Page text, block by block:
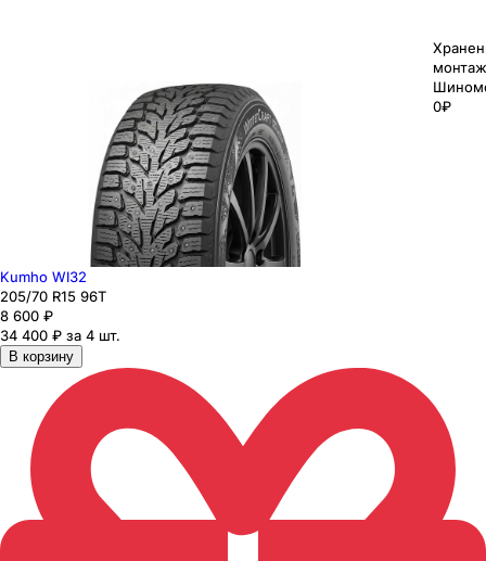
0₽
Kumho WI32
205/70 R15 96T
8 600 ₽
34 400 ₽ за 4 шт.
В корзину